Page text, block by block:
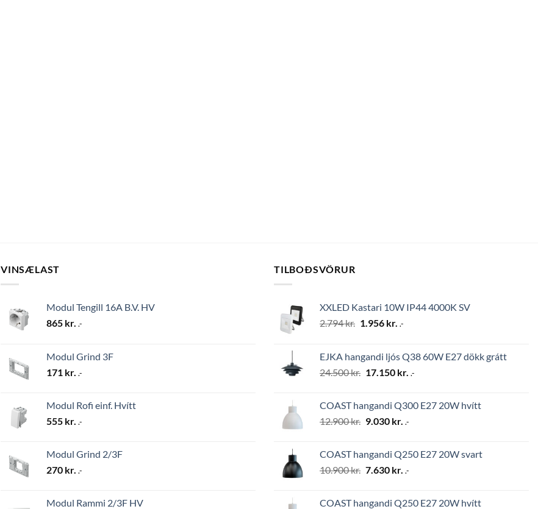
VINSÆLAST
Modul Tengill 16A B.V. HV
865 kr. .-
Modul Grind 3F
171 kr. .-
Modul Rofi einf. Hvítt
555 kr. .-
Modul Grind 2/3F
270 kr. .-
Modul Rammi 2/3F HV
TILBOÐSVÖRUR
XXLED Kastari 10W IP44 4000K SV
2.794kr. Original
2.794 kr..
1.956 kr. Current
1.956 kr..
.-
EJKA hangandi ljós Q38 60W E27 dökk grátt
24.500kr. Original
24.500 kr..
17.150 kr. Current
17.150 kr..
.-
COAST hangandi Q300 E27 20W hvítt
12.900kr. Original
12.900 kr..
9.030 kr. Current
9.030 kr..
.-
COAST hangandi Q250 E27 20W svart
10.900kr. Original
7.630 kr. Current
.-
COAST hangandi Q250 E27 20W hvítt